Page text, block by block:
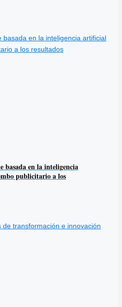
basada en la inteligencia
publicitario a los